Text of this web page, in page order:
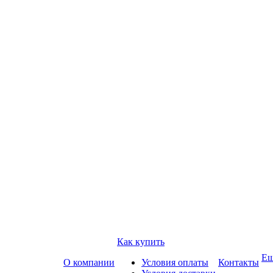
О компании
Как купить
Условия оплаты
Контакты